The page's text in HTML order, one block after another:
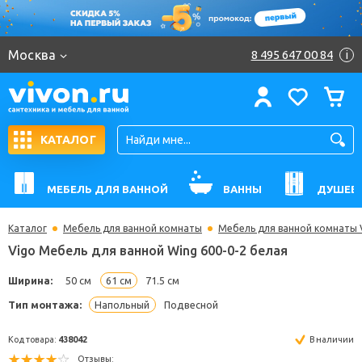
Москва 8 495 647 00 84 i
КАТАЛОГ
МЕБЕЛЬ ДЛЯ ВАННОЙ ВАННЫ
Каталог Мебель для ванной комнаты Мебель для ванной комнаты
Vigo Мебель для ванной Wing 600-0-2 белая
Ширина: 50 см 61 см 71.5 см
Тип монтажа: